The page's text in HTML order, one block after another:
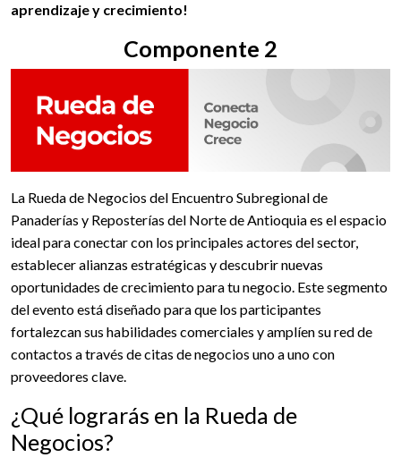
aprendizaje y crecimiento!
Componente 2
La Rueda de Negocios del Encuentro Subregional de
Panaderías y Reposterías del Norte de Antioquia es el espacio
ideal para conectar con los principales actores del sector,
establecer alianzas estratégicas y descubrir nuevas
oportunidades de crecimiento para tu negocio. Este segmento
del evento está diseñado para que los participantes
fortalezcan sus habilidades comerciales y amplíen su red de
contactos a través de citas de negocios uno a uno con
proveedores clave.
¿Qué lograrás en la Rueda de
Negocios?